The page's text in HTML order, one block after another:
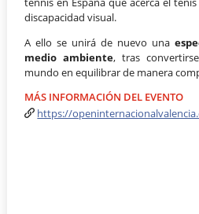
discapacidad visual.
A ello se unirá de nuevo una
medio ambiente, tras
mundo en equilibrar de manera
MÁS INFORMACIÓN DEL EVENTO
https://